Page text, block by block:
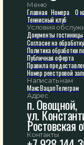
Меню
Главная Номера О
Теннисный клуб
Условия
Документы гостиницы
Согласие на
Политика обработки
Публичная оферта
Правила
Номер реестровой
Написать нам
МаксВацапТелеграм
Адрес
п. Овощной,
ул.
Ростовская
Контакты